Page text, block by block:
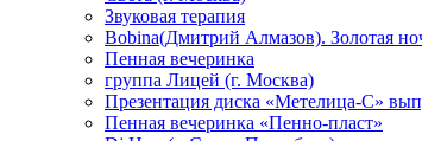
Звуковая терапия
Bobina(Дмитрий Алмазов). Золотая
Пенная вечеринка
группа Лицей (г. Москва)
Презентация диска «Метелица-С»
Пенная вечеринка «Пенно-пласт»